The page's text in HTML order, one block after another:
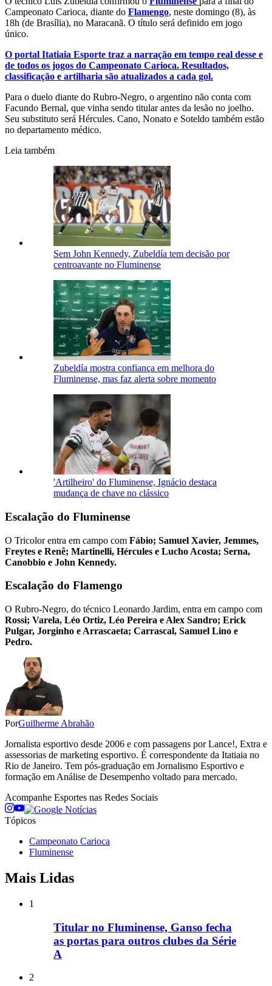
Campeonato Carioca, diante do Flamengo, neste domingo (8), às
18h (de Brasília), no Maracanã. O título será definido em jogo
único.
O portal Itatiaia Esporte traz a narração em tempo real desse e
de todos os jogos do Campeonato Carioca. Resultados,
classificação e artilharia são atualizados a cada gol.
Para o duelo diante do Rubro-Negro, o argentino não conta com
Facundo Bernal, que vinha sendo titular antes da lesão no joelho.
Seu substituto será Hércules. Cano, Nonato e Soteldo também estão
no departamento médico.
Leia também
Sem John Kennedy, Zubeldía tem decisão por
centroavante no Fluminense
Zubeldía mostra confiança em melhora do
Fluminense, mas faz alerta sobre momento
'Artilheiro' do Fluminense, Ignácio destaca
mudança de chave no clássico
Escalação do Fluminense
O Tricolor entra em campo com Fábio; Samuel Xavier, Jemmes,
Freytes e Renê; Martinelli, Hércules e Lucho Acosta; Serna,
Canobbio e John Kennedy.
Escalação do Flamengo
O Rubro-Negro, do técnico Leonardo Jardim, entra em campo com
Rossi; Varela, Léo Ortiz, Léo Pereira e Alex Sandro; Erick
Pulgar, Jorginho e Arrascaeta; Carrascal, Samuel Lino e
Pedro.
PorGuilherme Abrahão
Jornalista esportivo desde 2006 e com passagens por Lance!, Extra e
assessorias de marketing esportivo. É correspondente da Itatiaia no
Rio de Janeiro. Tem pós-graduação em Jornalismo Esportivo e
formação em Análise de Desempenho voltado para mercado.
Acompanhe Esportes nas Redes Sociais
Tópicos
Campeonato Carioca
Fluminense
Mais Lidas
1
Titular no Fluminense, Ganso fecha
as portas para outros clubes da Série
A
2